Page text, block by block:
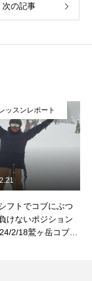
次の記事
ッスンレポート
フトでコブにぶつ
けないポジション
2/18鷲ヶ岳コブレ